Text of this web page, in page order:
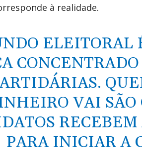
à realidade.
ELEITORAL
VAI SÃO
PARA INICIAR A